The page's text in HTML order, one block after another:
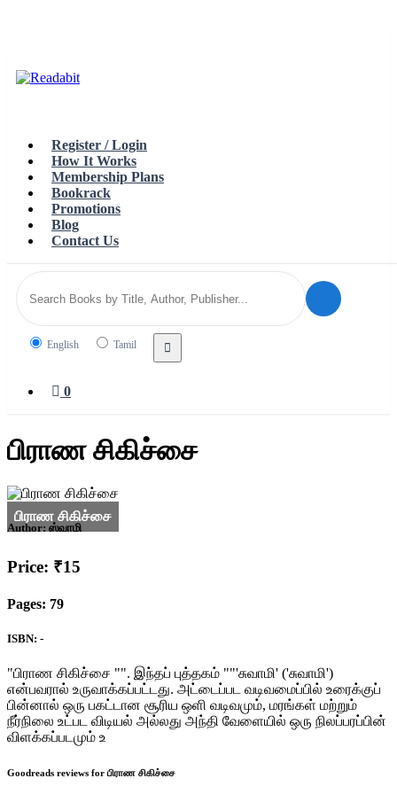
Register / Login
How It Works
Membership Plans
Bookrack
Promotions
Blog
Contact Us
Search
languageEnglish Tamil
0
பிராண சிகிச்சை
Author: ஸ்வாமி
Price: ₹15
Pages: 79
ISBN: -
"பிராண சிகிச்சை "". இந்தப் புத்தகம் ""'சுவாமி' ('சுவாமி')
என்பவரால் உருவாக்கப்பட்டது. அட்டைப்பட வடிவமைப்பில் உரைக்குப்
பின்னால் ஒரு பகட்டான சூரிய ஒளி வடிவமும், மரங்கள் மற்றும்
நீர்நிலை உட்பட விடியல் அல்லது அந்தி வேளையில் ஒரு நிலப்பரப்பின்
விளக்கப்படமும் உ
Goodreads reviews for பிராண சிகிச்சை